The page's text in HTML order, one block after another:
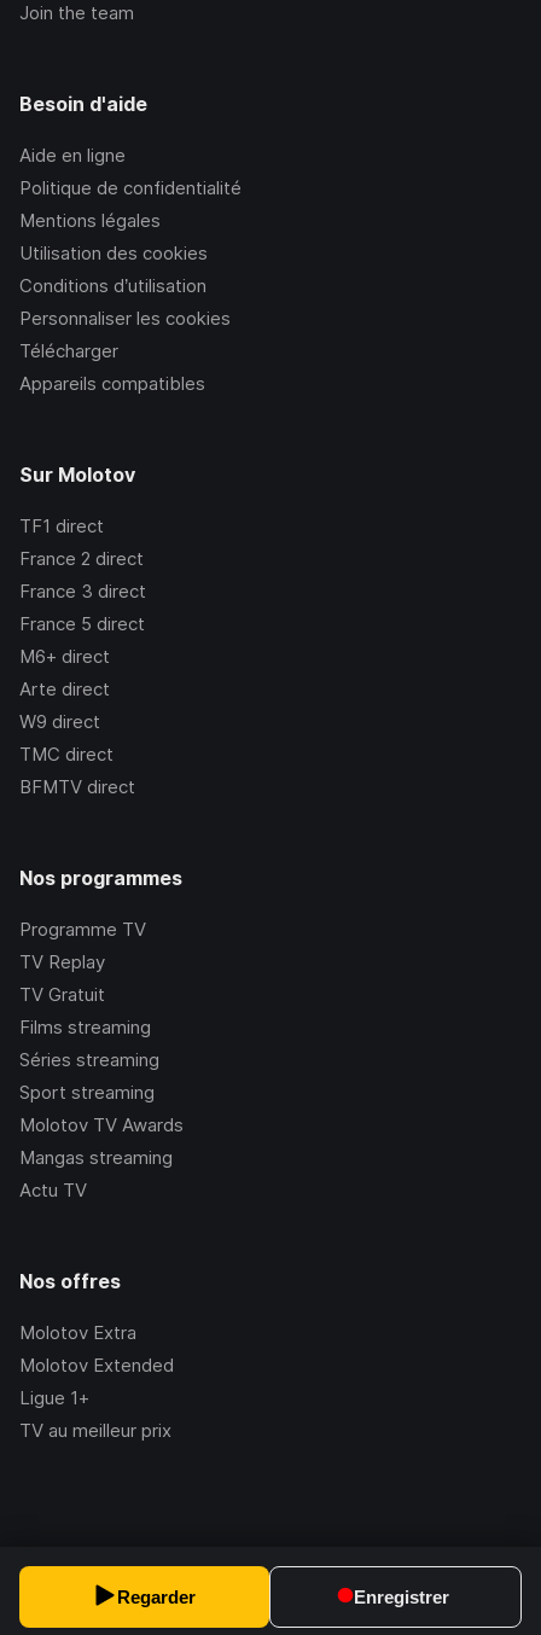
Regarder Enregistrer
Join the team
Besoin d'aide
Aide en ligne
Politique de confidentialité
Mentions légales
Utilisation des cookies
Conditions d’utilisation
Personnaliser les cookies
Télécharger
Appareils compatibles
Sur Molotov
TF1 direct
France 2 direct
France 3 direct
France 5 direct
M6+ direct
Arte direct
W9 direct
TMC direct
BFMTV direct
Nos programmes
Programme TV
TV Replay
TV Gratuit
Films streaming
Séries streaming
Sport streaming
Molotov TV Awards
Mangas streaming
Actu TV
Nos offres
Molotov Extra
Molotov Extended
Ligue 1+
TV au meilleur prix
2.228.1